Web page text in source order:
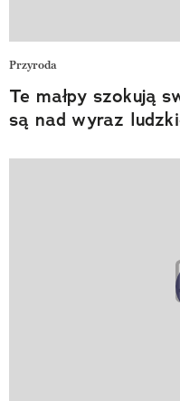
Przyroda
Te małpy szokują
są nad wyraz